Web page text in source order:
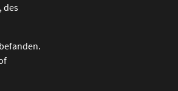
des